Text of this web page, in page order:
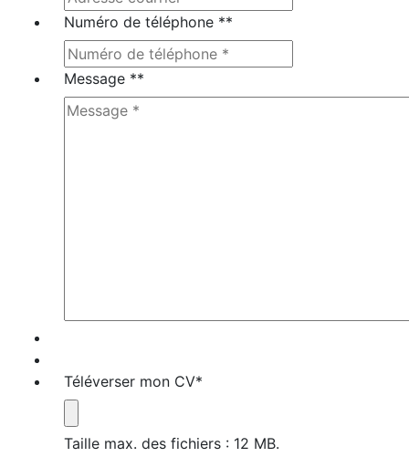
Numéro de téléphone **
Message **
Téléverser mon CV*
Taille max. des fichiers : 12 MB.